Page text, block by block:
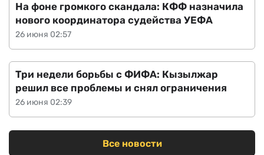
26 июня 02:57
На фоне громкого скандала: КФФ назначила
нового координатора судейства УЕФА
26 июня 02:39
Три недели борьбы с ФИФА: Кызылжар
решил все проблемы и снял ограничения
Все новости